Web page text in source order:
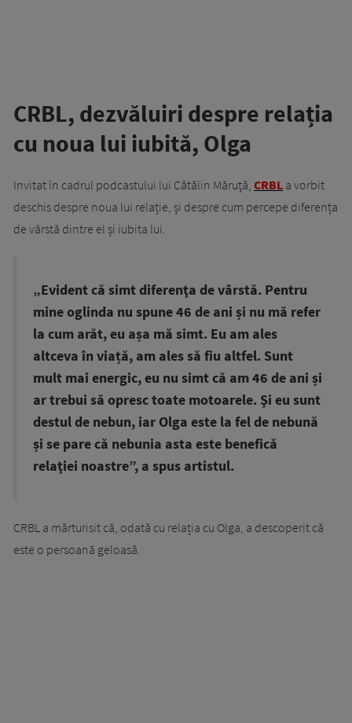
CRBL, dezvăluiri despre relația
cu noua lui iubită, Olga
Invitat în cadrul podcastului lui Cătălin Măruţă, CRBL a vorbit
deschis despre noua lui relație, și despre cum percepe diferența
de vârstă dintre el și iubita lui.
„Evident că simt diferenţa de vârstă. Pentru
mine oglinda nu spune 46 de ani și nu mă refer
la cum arăt, eu așa mă simt. Eu am ales
altceva în viață, am ales să fiu altfel. Sunt
mult mai energic, eu nu simt că am 46 de ani și
ar trebui să opresc toate motoarele. Şi eu sunt
destul de nebun, iar Olga este la fel de nebună
și se pare că nebunia asta este benefică
relaţiei noastre”, a spus artistul.
CRBL a mărturisit că, odată cu relația cu Olga, a descoperit că
este o persoană geloasă.